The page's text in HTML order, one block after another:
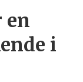
en
i